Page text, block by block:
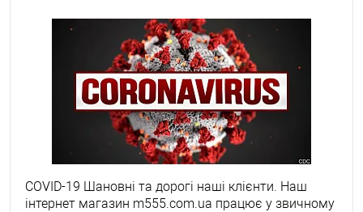
COVID-19 Шановні та дорогі наші клієнти. Наш
інтернет магазин m555.com.ua працює у звичному